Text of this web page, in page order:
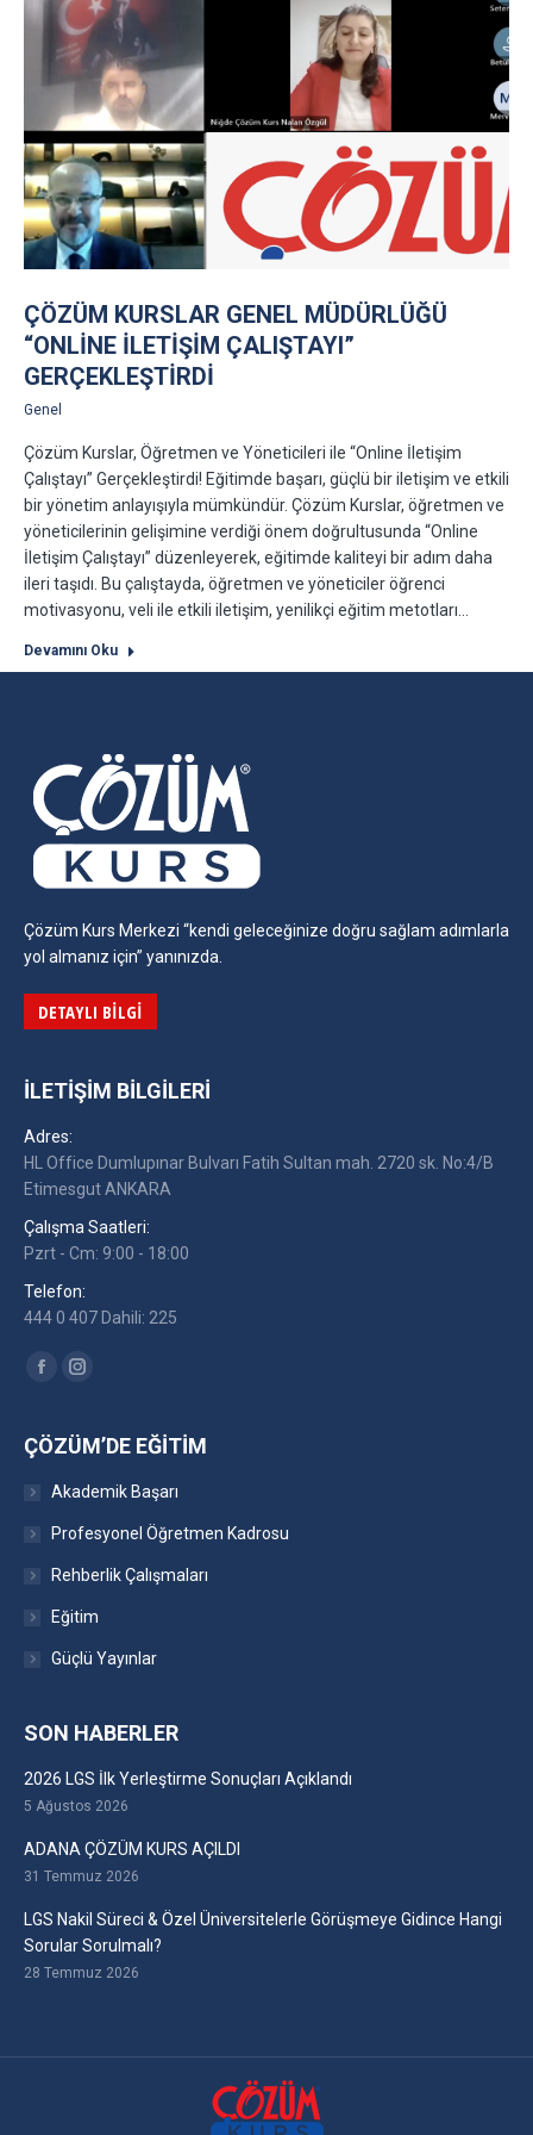
ÇÖZÜM KURSLAR GENEL MÜDÜRLÜĞÜ
“ONLINE İLETIŞIM ÇALIŞTAYI”
GERÇEKLEŞTIRDI
Genel
Çözüm Kurslar, Öğretmen ve Yöneticileri ile “Online İletişim
Çalıştayı” Gerçekleştirdi! Eğitimde başarı, güçlü bir iletişim ve etkili
bir yönetim anlayışıyla mümkündür. Çözüm Kurslar, öğretmen ve
yöneticilerinin gelişimine verdiği önem doğrultusunda “Online
İletişim Çalıştayı” düzenleyerek, eğitimde kaliteyi bir adım daha
ileri taşıdı. Bu çalıştayda, öğretmen ve yöneticiler öğrenci
motivasyonu, veli ile etkili iletişim, yenilikçi eğitim metotları…
Devamını Oku
Çözüm Kurs Merkezi “kendi geleceğinize doğru sağlam adımlarla
yol almanız için” yanınızda.
DETAYLI BILGI
İLETIŞIM BILGILERI
Adres:
HL Office Dumlupınar Bulvarı Fatih Sultan mah. 2720 sk. No:4/B
Etimesgut ANKARA
Çalışma Saatleri:
Pzrt - Cm: 9:00 - 18:00
Telefon:
444 0 407 Dahili: 225
Find us on:
FacebookInstagram
ÇÖZÜM’DE EĞITIM
Akademik Başarı
Profesyonel Öğretmen Kadrosu
Rehberlik Çalışmaları
Eğitim
Güçlü Yayınlar
SON HABERLER
2026 LGS İlk Yerleştirme Sonuçları Açıklandı
5 Ağustos 2026
ADANA ÇÖZÜM KURS AÇILDI
31 Temmuz 2026
LGS Nakil Süreci & Özel Üniversitelerle Görüşmeye Gidince Hangi
Sorular Sorulmalı?
28 Temmuz 2026